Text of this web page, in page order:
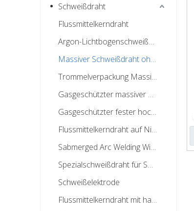
Schweißdraht
Flussmittelkerndraht
Argon-Lichtbogenschweißdraht
Massiver Schweißdraht ohne Kupfer
Trommelverpackung Massiver Schweißdraht
Gasgeschützter massiver Schweißdraht
Gasgeschützter fester hochfester Schweißdraht
Flussmittelkerndraht auf Nickelbasis
Sabmerged Arc Welding Wire
Spezialschweißdraht für Spulennägel
Schweißelektrode
Flussmittelkerndraht mit harter Oberfläche